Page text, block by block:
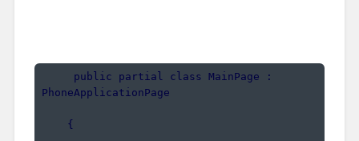
PhoneApplicationPage
    {